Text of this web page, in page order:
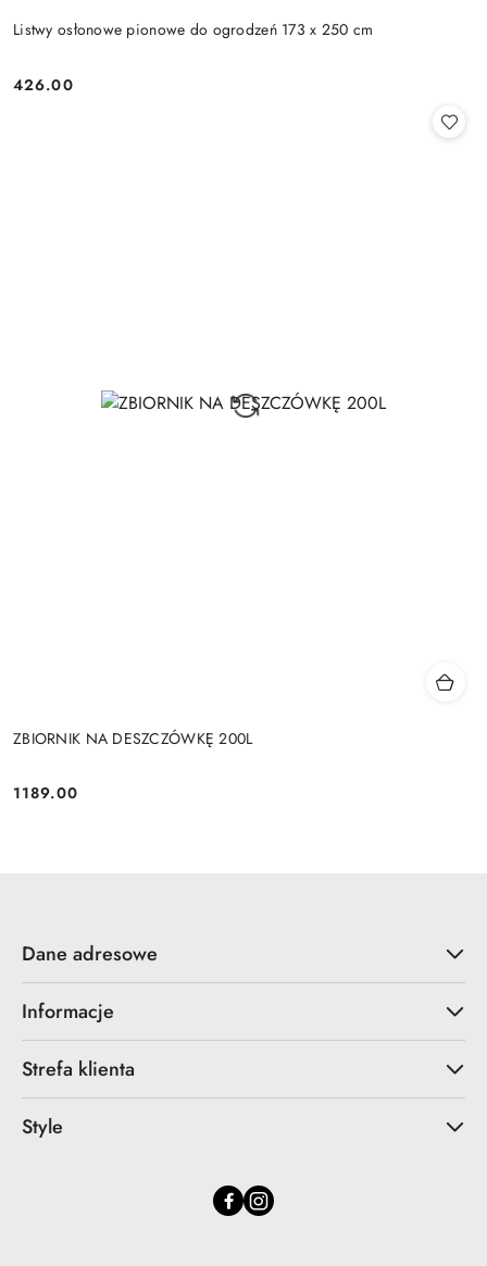
Listwy osłonowe pionowe do ogrodzeń 173 x 250 cm
Cena:
426.00
ZBIORNIK NA DESZCZÓWKĘ 200L
Cena:
1189.00
Dane adresowe
Informacje
Strefa klienta
Style